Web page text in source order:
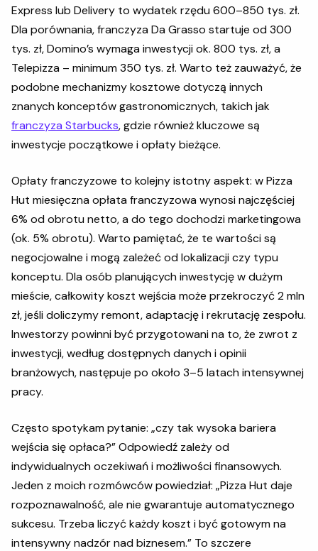
Express lub Delivery to wydatek rzędu 600–850 tys. zł.
Dla porównania, franczyza Da Grasso startuje od 300
tys. zł, Domino’s wymaga inwestycji ok. 800 tys. zł, a
Telepizza – minimum 350 tys. zł. Warto też zauważyć, że
podobne mechanizmy kosztowe dotyczą innych
znanych konceptów gastronomicznych, takich jak
franczyza Starbucks, gdzie również kluczowe są
inwestycje początkowe i opłaty bieżące.
Opłaty franczyzowe to kolejny istotny aspekt: w Pizza
Hut miesięczna opłata franczyzowa wynosi najczęściej
6% od obrotu netto, a do tego dochodzi marketingowa
(ok. 5% obrotu). Warto pamiętać, że te wartości są
negocjowalne i mogą zależeć od lokalizacji czy typu
konceptu. Dla osób planujących inwestycję w dużym
mieście, całkowity koszt wejścia może przekroczyć 2 mln
zł, jeśli doliczymy remont, adaptację i rekrutację zespołu.
Inwestorzy powinni być przygotowani na to, że zwrot z
inwestycji, według dostępnych danych i opinii
branżowych, następuje po około 3–5 latach intensywnej
pracy.
Często spotykam pytanie: „czy tak wysoka bariera
wejścia się opłaca?” Odpowiedź zależy od
indywidualnych oczekiwań i możliwości finansowych.
Jeden z moich rozmówców powiedział: „Pizza Hut daje
rozpoznawalność, ale nie gwarantuje automatycznego
sukcesu. Trzeba liczyć każdy koszt i być gotowym na
intensywny nadzór nad biznesem.” To szczere